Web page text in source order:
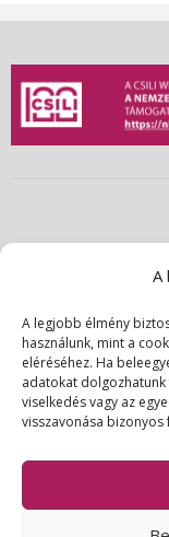
A
A legjobb élmény
használunk, mint a
eléréséhez. Ha
adatokat
viselkedés vagy az
visszavonása
© 2026 | Csili